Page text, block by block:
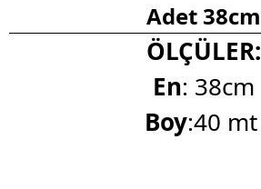
Adet 38cm
ÖLÇÜLER:
En: 38cm
Boy:40 mt